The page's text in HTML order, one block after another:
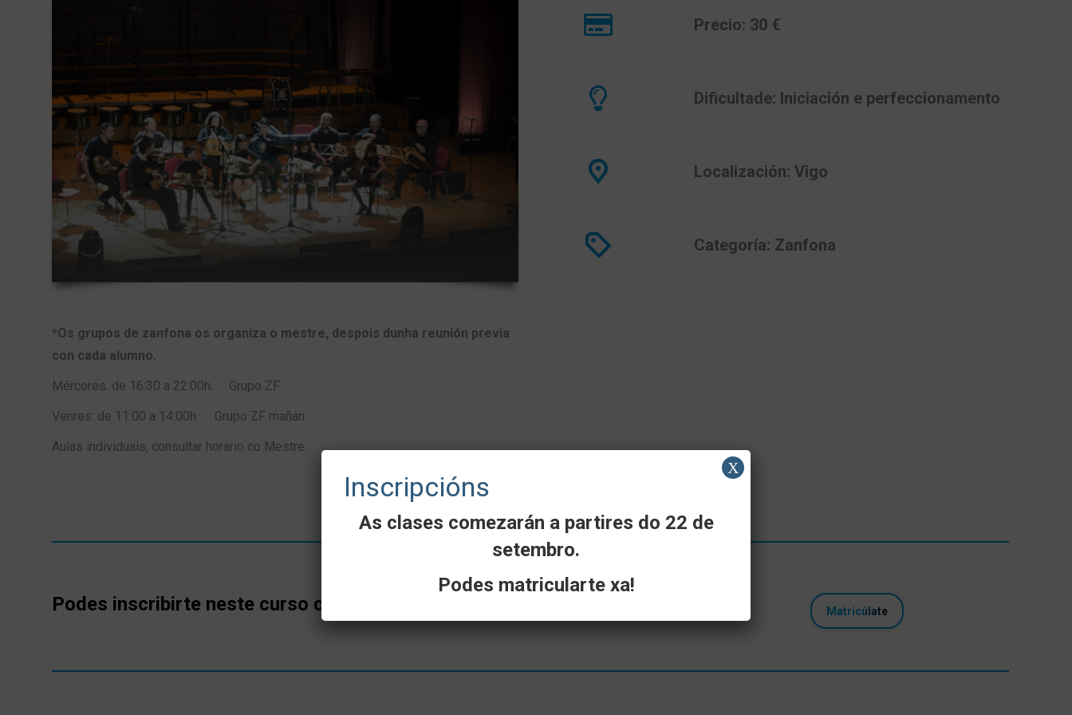
*Os grupos de zanfona os organiza o mestre, despois dunha reunión previa
con cada alumno.
Mércores: de 16:30 a 22:00h. Grupo ZF
Venres: de 11:00 a 14:00h. Grupo ZF mañán
Aulas individuais, consultar horario co Mestre.
Precio: 30 €
Dificultade: Iniciación e perfeccionamento
Localización: Vigo
Categoría: Zanfona
Podes inscribirte neste curso cubrindo este formulario: Matricúlate
Inscripcións
As clases comezarán a partires do 22 de
setembro.
Podes matricularte xa!
X